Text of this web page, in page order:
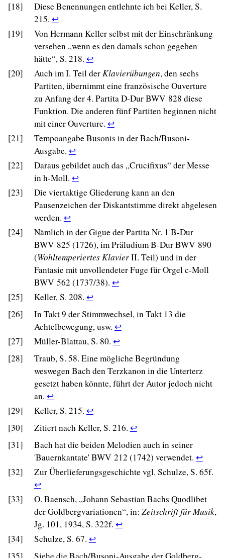
[18]
Diese Benennungen entlehnte ich bei Keller, S.
215. ↩Return
to
footnote
18
reference
text.
[19]
Von Hermann Keller selbst mit der Einschränkung
versehen „wenn es den damals schon gegeben
hätte“, S. 218. ↩Return
to
footnote
19
reference
in
[20] Auch im I. Teil derKlavierübungen, den sechs
Partiten, übernimmt eine französische Ouverture
zu Anfang der 4. Partita D-Dur BWV 828 diese
Funktion. Die anderen fünf Partiten beginnen nicht
mit einer Ouverture. ↩Return
to
20
reference
text.
[21]
Tempoangabe Busonis in der Bach/Busoni-
Ausgabe. ↩Return
to
footnote
21
reference
[22]
Daraus gebildet auch das „Crucifixus“ der Messe
in h-Moll. ↩Return
to
footnote
reference
in
text.
[23]
Die viertaktige Gliederung kann an den
Pausenzeichen der Diskantstimme direkt abgelesen
werden. ↩Return
to
footnote
23
reference
in
text.
[24]
Nämlich in der Gigue der Partita Nr. 1 B-Dur
BWV 825 (1726), im Präludium B-Dur BWV 890
(Wohltemperiertes KlavierII. Teil) und in der
Fantasie mit unvollendeter Fuge für Orgel c-Moll
BWV 562 (1737/38). ↩Return
24
reference
in
text.
[25] Keller, S. 208. ↩Return
25
reference
in
text.
[26]
In Takt 9 der Stimmwechsel, in Takt 13 die
Achtelbewegung, usw. ↩Return
26
reference
in
[27] Müller-Blattau, S. 80. ↩Return
to
footnote
27
[28]
Traub, S. 58. Eine mögliche Begründung
weswegen Bach den Terzkanon in die Unterterz
gesetzt haben könnte, führt der Autor jedoch nicht
an. ↩Return
to
28
reference
in
text.
[29] Keller, S. 215. ↩Return
footnote
29
reference
in
[30] Zitiert nach Keller, S. 216. ↩Return
footnote
reference
text.
[31]
Bach hat die beiden Melodien auch in seiner
'Bauernkantate' BWV 212 (1742) verwendet. ↩
to
31
[32]
Zur Überlieferungsgeschichte vgl. Schulze, S. 65f.
↩Return
to
footnote
32
reference
[33]
O. Baensch, „Johann Sebastian Bachs Quodlibet
der Goldbergvariationen“, in: Zeitschrift für Musik,
Jg. 101, 1934, S. 322f. ↩Return
[34] Schulze, S. 67. ↩Return
to